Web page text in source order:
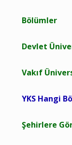
Bölümler
Devlet
Vakıf
YKS Hangi
Şehirlere